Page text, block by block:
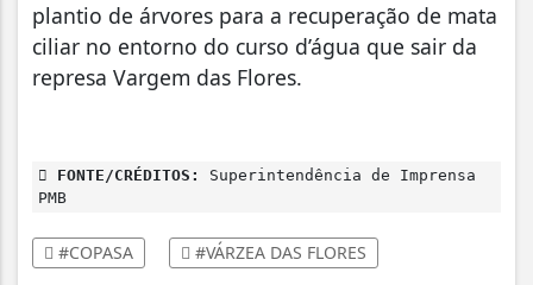
plantio de árvores para a recuperação de mata
ciliar no entorno do curso d’água que sair da
represa Vargem das Flores.
FONTE/CRÉDITOS:
Superintendência de Imprensa
PMB
#COPASA #VÁRZEA DAS FLORES